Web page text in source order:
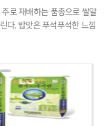
로 재배하는 품종으로 쌀알
다. 밥맛은 푸석푸석한 느낌